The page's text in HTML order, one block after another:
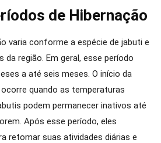
de Hibernação
varia conforme a espécie de jabuti e
região. Em geral, esse período
a até seis meses. O início da
quando as temperaturas
podem permanecer inativos até
Após esse período, eles
retomar suas atividades diárias e